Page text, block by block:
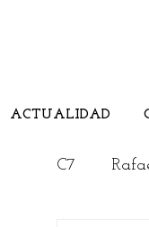
ACTUALIDAD
C7